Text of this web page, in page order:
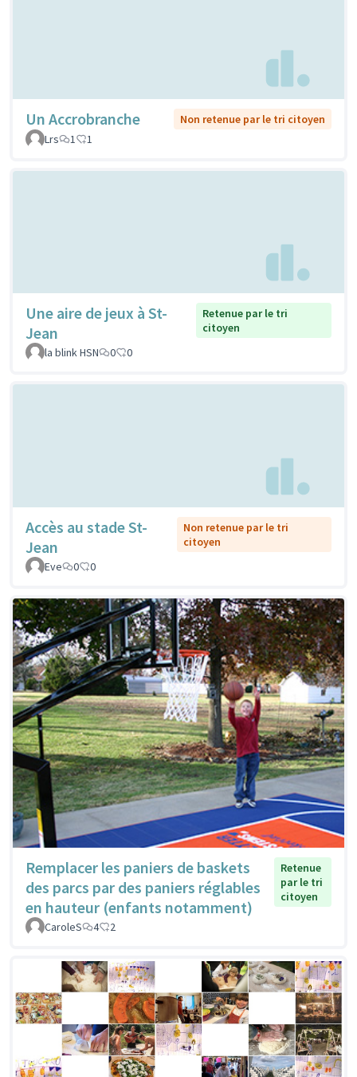
Un Accrobranche
Non retenue par le tri citoyen
Lrs
1 1
Une aire de jeux à St-
Jean
Retenue par le tri
citoyen
la blink HSN
0 0
Accès au stade St-
Jean
Non retenue par le tri
citoyen
Eve
0 0
Remplacer les paniers de baskets
des parcs par des paniers réglables
en hauteur (enfants notamment)
Retenue
par le tri
citoyen
CaroleS 4 2